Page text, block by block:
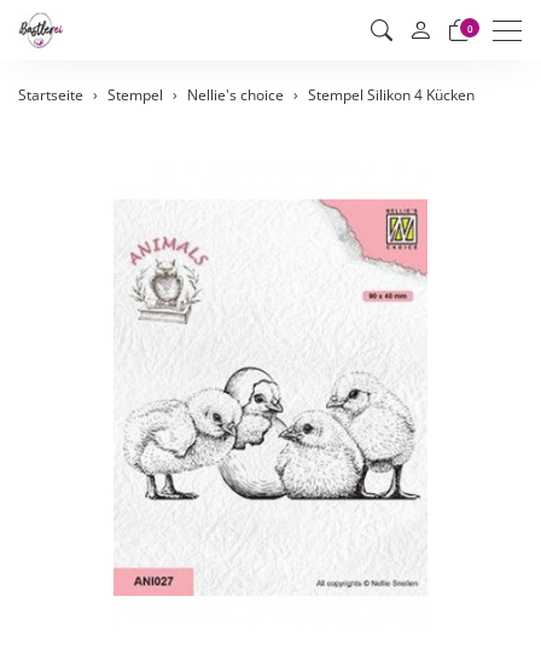
0
Startseite Stempel Nellie's choice Stempel Silikon 4 Kücken